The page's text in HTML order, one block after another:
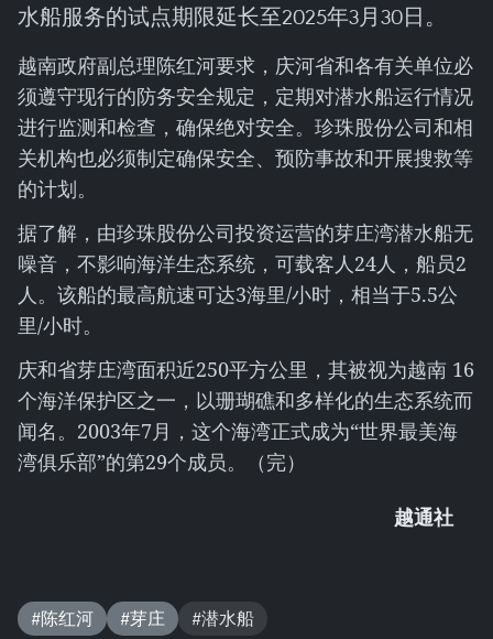
水船服务的试点期限延长至2025年3月30日。
越南政府副总理陈红河要求，庆河省和各有关单位必
须遵守现行的防务安全规定，定期对潜水船运行情况
进行监测和检查，确保绝对安全。珍珠股份公司和相
关机构也必须制定确保安全、预防事故和开展搜救等
的计划。
据了解，由珍珠股份公司投资运营的芽庄湾潜水船无
噪音，不影响海洋生态系统，可载客人24人，船员2
人。该船的最高航速可达3海里/小时，相当于5.5公
里/小时。
庆和省芽庄湾面积近250平方公里，其被视为越南 16
个海洋保护区之一，以珊瑚礁和多样化的生态系统而
闻名。2003年7月，这个海湾正式成为“世界最美海
湾俱乐部”的第29个成员。（完）
越通社
#陈红河 #芽庄 #潜水船